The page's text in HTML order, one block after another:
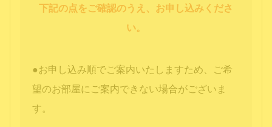
下記の点をご確認のうえ、お申し込みくださ
い。
●お申し込み順でご案内いたしますため、ご希
望のお部屋にご案内できない場合がございま
す。